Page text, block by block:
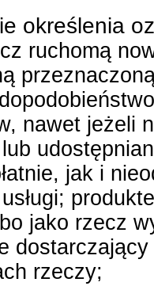
określenia
ruchomą
nawet jeżeli
jak i
jako rzecz
rzeczy;